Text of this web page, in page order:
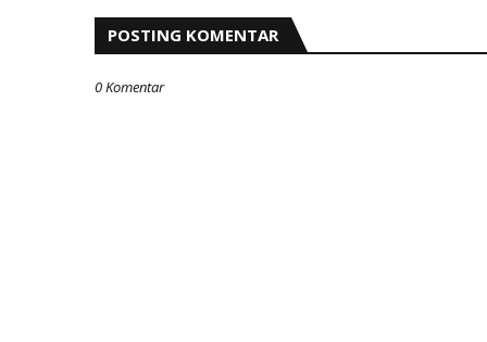
POSTING KOMENTAR
0 Komentar